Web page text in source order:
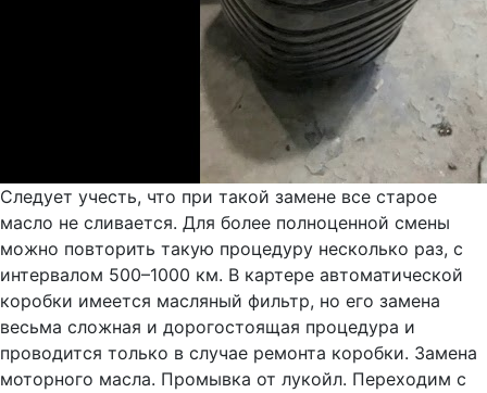
Следует учесть, что при такой замене все старое
масло не сливается. Для более полноценной смены
можно повторить такую процедуру несколько раз, с
интервалом 500–1000 км. В картере автоматической
коробки имеется масляный фильтр, но его замена
весьма сложная и дорогостоящая процедура и
проводится только в случае ремонта коробки. Замена
моторного масла. Промывка от лукойл. Переходим с